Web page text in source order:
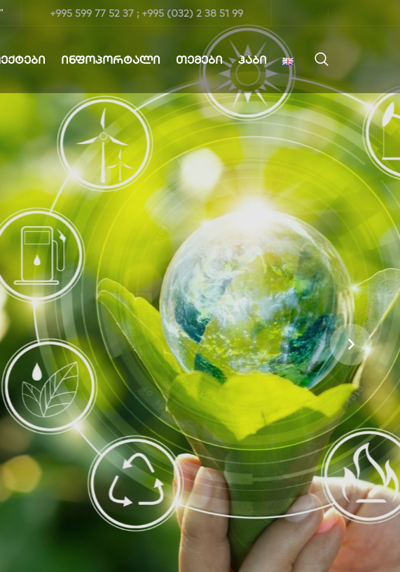
+995 599 77 52 37 ; +995 (032) 2 38 51 99
ᲘᲜᲤᲝᲞᲝᲠᲢᲐᲚᲘ ᲗᲔᲛᲔᲑᲘ ᲰᲐᲑᲘ